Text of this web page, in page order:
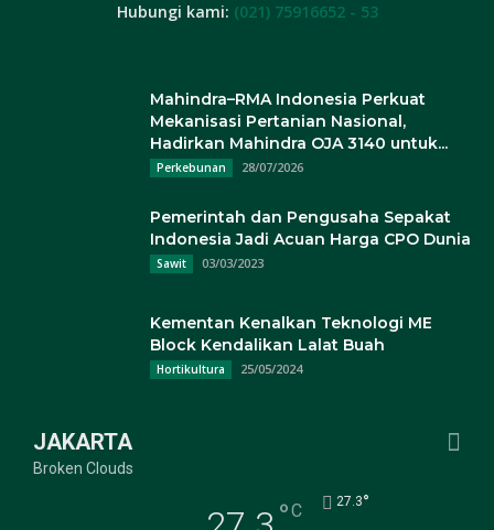
Hubungi kami: (021) 75916652 - 53
Mahindra–RMA Indonesia Perkuat
Mekanisasi Pertanian Nasional,
Hadirkan Mahindra OJA 3140 untuk...
Perkebunan 28/07/2026
Pemerintah dan Pengusaha Sepakat
Indonesia Jadi Acuan Harga CPO Dunia
Sawit 03/03/2023
Kementan Kenalkan Teknologi ME
Block Kendalikan Lalat Buah
Hortikultura 25/05/2024
JAKARTA
Broken Clouds
°C 27.3°